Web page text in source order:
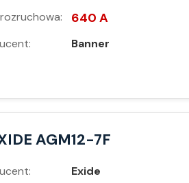
640 A
Banner
AGM12-7F
Exide